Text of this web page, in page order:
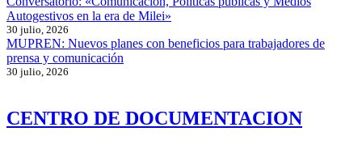
Autogestivos en la era de Milei»
30 julio, 2026
MUPREN: Nuevos planes con beneficios para trabajadores de
prensa y comunicación
30 julio, 2026
CENTRO DE DOCUMENTACION